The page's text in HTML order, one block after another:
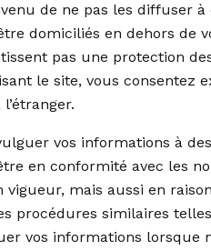
de ne pas les diffuser
domiciliés en dehors de
pas une protection
le site, vous consentez
vos informations à
en conformité avec les
vigueur, mais aussi en
procédures similaires
vos informations lorsque